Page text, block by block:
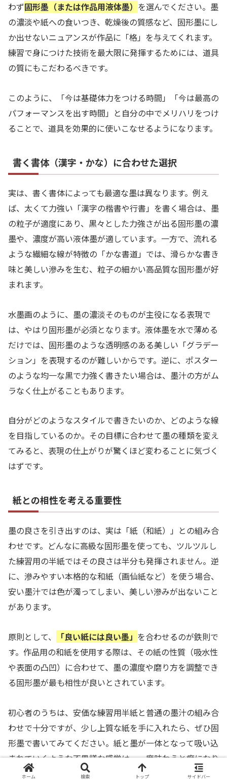
わず固形墨（または作品用液体墨） を選んでください。墨
の濃淡や紙への食いつき、乾燥後の質感など、固形墨にし
か出せないニュアンスが作品に「格」を与えてくれます。
練習で身につけた技術を最大限に発揮するためには、道具
の質にもこだわるべきです。
このように、「今は基礎体力をつける時間」「今は最高の
パフォーマンスを出す時間」と自分の中でメリハリをつけ
ることで、道具を効果的に使いこなせるようになります。
書く書体（漢字・かな）に合わせた選択
実は、書く書体によっても最適な墨は異なります。例え
ば、太くて力強い「漢字の楷書や行書」を書く場合は、墨
の粒子が適度にあり、黒々とした力強さが出る固形墨の濃
墨や、濃度が高い液体墨が適しています。一方で、流れる
ような繊細な線が特徴の「かな書道」では、滑らかな書き
味と美しい滲みを生む、粒子の細かい高品質な固形墨が好
まれます。
水墨画のように、墨の濃淡そのものが主役になる表現で
は、やはり固形墨が必須となります。液体墨を水で薄める
だけでは、固形墨のような透明感のある美しい「グラデー
ション」を表現するのが難しいからです。逆に、ポスター
のような均一な黒で力強く書きたい場合は、墨汁の方がム
ラなく仕上がることもあります。
自分がどのようなスタイルで書きたいのか、どのような線
を目指しているのか。その目標に合わせて墨の種類を変え
てみると、表現の仕上がりが驚くほど変わることに気づく
はずです。
紙との相性を考える重要性
墨の良さを引き出すのは、実は「紙（和紙）」との組み合
わせです。どんなに高級な固形墨を使っても、ツルツルし
た練習用の半紙ではその良さは半分も発揮されません。逆
に、滲みやすい本格的な和紙（画仙紙など）を使う場合、
安い墨汁では色が濁ってしまい、美しい滲みが出ないこと
があります。
原則として、 「良い紙には良い墨」 を合わせるのが鉄則で
す。作品用の和紙を使用する際は、その紙の性質（吸水性
や表面の凸凹）に合わせて、墨の濃度や磨り方を調整でき
る固形墨が最も相性が良いとされています。
初心者のうちは、安価な練習用半紙と普通の墨汁の組み合
わせで十分ですが、少し上質な紙を手に入れたら、ぜひ固
形墨で書いてみてください。紙と墨が一体となって吸い込
まれていくような不思議な感覚は、一度味わうと癖になり
ます。道具同士の相性を探るのも、書道の深い楽しみの一
ホーム 検索 トップ サイドバー